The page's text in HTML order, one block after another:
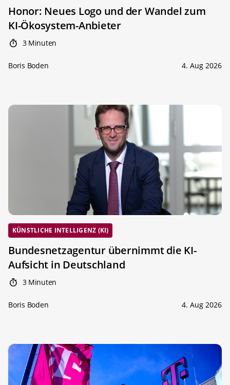
Honor: Neues Logo und der Wandel zum
KI-Ökosystem-Anbieter
3 Minuten
Boris Boden 4. Aug 2026
KÜNSTLICHE INTELLIGENZ (KI)
Bundesnetzagentur übernimmt die KI-
Aufsicht in Deutschland
3 Minuten
Boris Boden 4. Aug 2026